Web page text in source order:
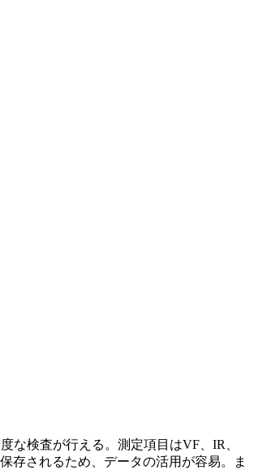
な検査が行える。測定項目はVF、IR、
存されるため、データの活用が容易。ま